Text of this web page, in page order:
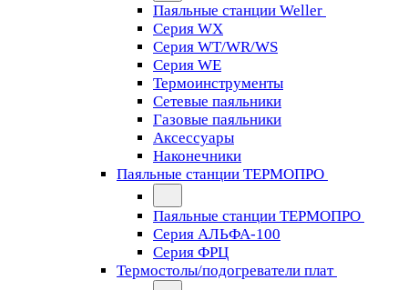
Паяльные станции Weller
Серия WX
Серия WT/WR/WS
Серия WE
Термоинструменты
Сетевые паяльники
Газовые паяльники
Аксессуары
Наконечники
Паяльные станции ТЕРМОПРО
Паяльные станции ТЕРМОПРО
Серия АЛЬФА-100
Серия ФРЦ
Термостолы/подогреватели плат